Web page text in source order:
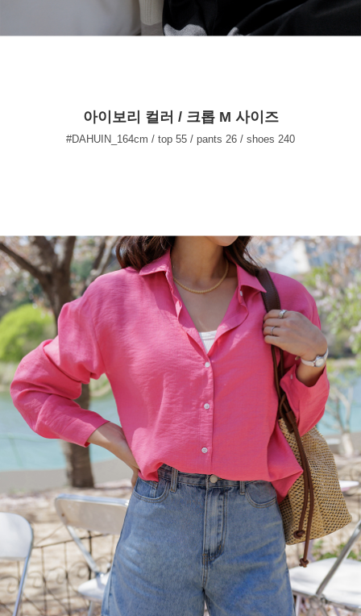
아이보리 컬러 / 크롭 M 사이즈
#DAHUIN_164cm / top 55 / pants 26 / shoes 240